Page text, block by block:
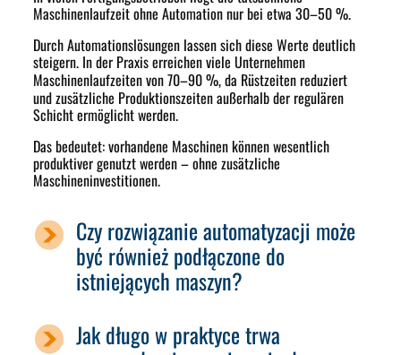
Maschinenlaufzeit ohne Automation nur bei etwa 30–50 %.
Durch Automationslösungen lassen sich diese Werte deutlich
steigern. In der Praxis erreichen viele Unternehmen
Maschinenlaufzeiten von70–90 %, da Rüstzeiten reduziert
und zusätzliche Produktionszeiten außerhalb der regulären
Schicht ermöglicht werden.
Das bedeutet: vorhandene Maschinen können wesentlich
produktiver genutzt werden – ohne zusätzliche
Maschineninvestitionen.
Czy rozwiązanie automatyzacji może
być również podłączone do
istniejących maszyn?
Jak długo w praktyce trwa